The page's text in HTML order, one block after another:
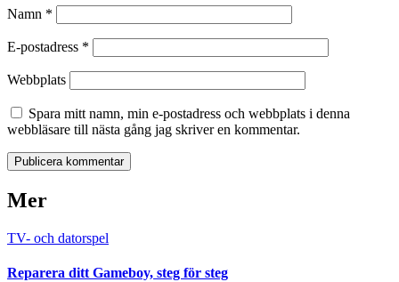
Namn *
E-postadress *
Webbplats
Spara mitt namn, min e-postadress och webbplats i denna
webbläsare till nästa gång jag skriver en kommentar.
Mer
TV- och datorspel
Reparera ditt Gameboy, steg för steg